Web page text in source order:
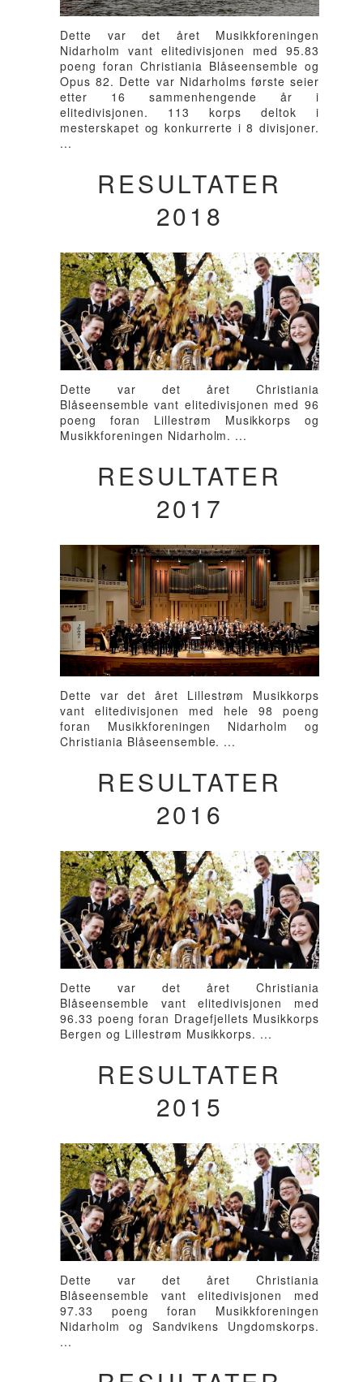
Dette var det året Musikkforeningen
Nidarholm vant elitedivisjonen med 95.83
poeng foran Christiania Blåseensemble og
Opus 82. Dette var Nidarholms første seier
etter 16 sammenhengende år i
elitedivisjonen. 113 korps deltok i
mesterskapet og konkurrerte i 8 divisjoner.
...
RESULTATER
2018
Dette var det året Christiania
Blåseensemble vant elitedivisjonen med 96
poeng foran Lillestrøm Musikkorps og
Musikkforeningen Nidarholm. ...
RESULTATER
2017
Dette var det året Lillestrøm Musikkorps
vant elitedivisjonen med hele 98 poeng
foran Musikkforeningen Nidarholm og
Christiania Blåseensemble. ...
RESULTATER
2016
Dette var det året Christiania
Blåseensemble vant elitedivisjonen med
96.33 poeng foran Dragefjellets Musikkorps
Bergen og Lillestrøm Musikkorps. ...
RESULTATER
2015
Dette var det året Christiania
Blåseensemble vant elitedivisjonen med
97.33 poeng foran Musikkforeningen
Nidarholm og Sandvikens Ungdomskorps.
...